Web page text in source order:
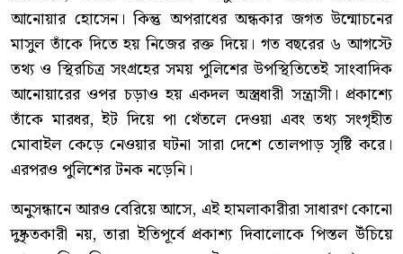
আনোয়ার হোসেন। কিন্তু অপরাধের অন্ধকার জগত উন্মোচনের
মাসুল তাঁকে দিতে হয় নিজের রক্ত দিয়ে। গত বছরের ৬ আগস্টে
তথ্য ও স্থিরচিত্র সংগ্রহের সময় পুলিশের উপস্থিতিতেই সাংবাদিক
আনোয়ারের ওপর চড়াও হয় একদল অস্ত্রধারী সন্ত্রাসী। প্রকাশ্যে
তাঁকে মারধর, ইট দিয়ে পা থেঁতলে দেওয়া এবং তথ্য সংগৃহীত
মোবাইল কেড়ে নেওয়ার ঘটনা সারা দেশে তোলপাড় সৃষ্টি করে।
এরপরও পুলিশের টনক নড়েনি।
অনুসন্ধানে আরও বেরিয়ে আসে, এই হামলাকারীরা সাধারণ কোনো
দুষ্কৃতকারী নয়, তারা ইতিপূর্বে প্রকাশ্য দিবালোকে পিস্তল উঁচিয়ে